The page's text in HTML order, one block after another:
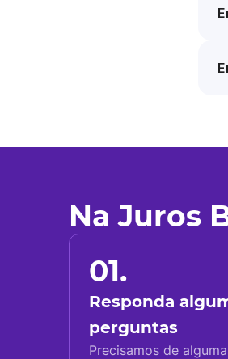
Na Juros
01.
Responda
perguntas
Precisamos de